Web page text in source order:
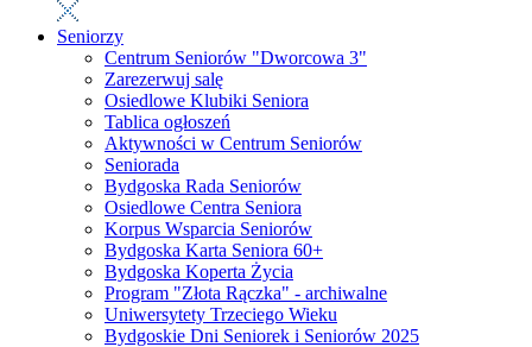
Seniorzy
Centrum Seniorów "Dworcowa 3"
Zarezerwuj salę
Osiedlowe Klubiki Seniora
Tablica ogłoszeń
Aktywności w Centrum Seniorów
Seniorada
Bydgoska Rada Seniorów
Osiedlowe Centra Seniora
Korpus Wsparcia Seniorów
Bydgoska Karta Seniora 60+
Bydgoska Koperta Życia
Program "Złota Rączka" - archiwalne
Uniwersytety Trzeciego Wieku
Bydgoskie Dni Seniorek i Seniorów 2025